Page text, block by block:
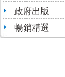
政府出版
暢銷精選